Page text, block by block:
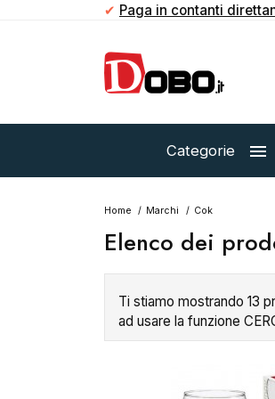
✔ Paga in contanti
Categorie 
Home Marchi Cok
Elenco dei
Ti stiamo mostrando 13
ad usare la funzione